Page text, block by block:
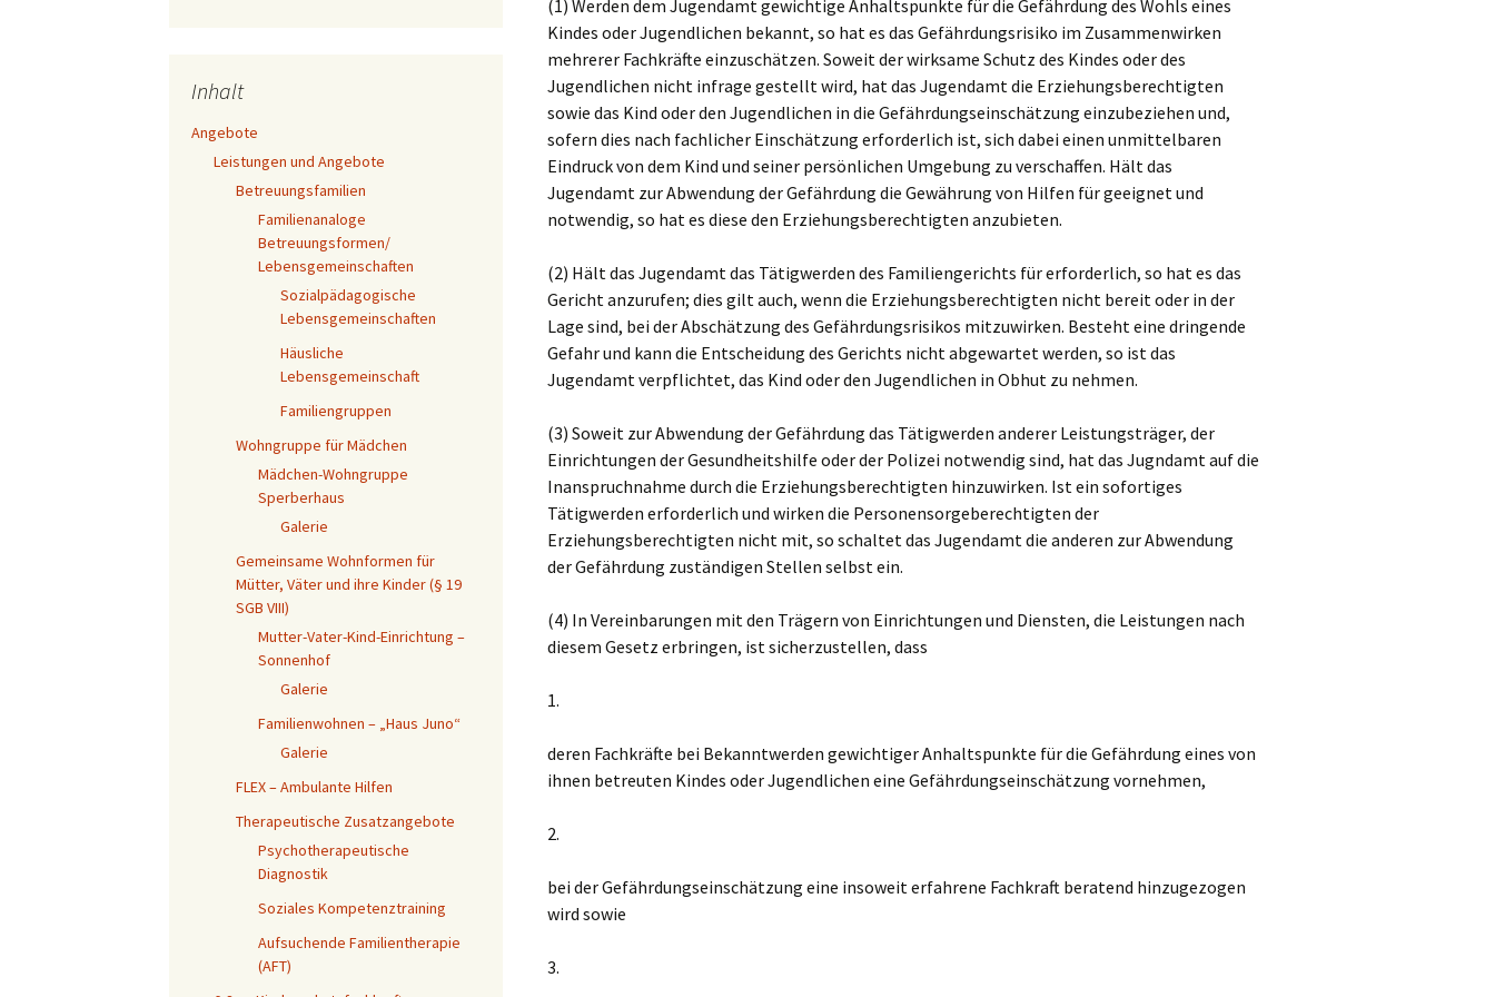
Väter und ihre Kinder (§ – Sonnenhof Galerie
„Haus Juno“ –
Familienwohnen
FLEX – Ambulante Hilfen
Familientherapie (AFT)
Kinderschutzfachkräfte FLEX – Betreutes
Wohnen
FLEX – Ambulante Hilfen
Therapeutische
Zusatzangebote
(1) Werden dem Jugendamt gewichtige Anhaltspunkte für die Gefährdung des Wohls eines
Kindes oder Jugendlichen bekannt, so hat es das Gefährdungsrisiko im Zusammenwirken
mehrerer Fachkräfte einzuschätzen. Soweit der wirksame Schutz des Kindes oder des
Jugendlichen nicht infrage gestellt wird, hat das Jugendamt die Erziehungsberechtigten
sowie das Kind oder den Jugendlichen in die Gefährdungseinschätzung einzubeziehen und,
sofern dies nach fachlicher Einschätzung erforderlich ist, sich dabei einen unmittelbaren
Eindruck von dem Kind und seiner persönlichen Umgebung zu verschaffen. Hält das
Jugendamt zur Abwendung der Gefährdung die Gewährung von Hilfen für geeignet und
notwendig, so hat es diese den Erziehungsberechtigten anzubieten.
(2) Hält das Jugendamt das Tätigwerden des Familiengerichts für erforderlich, so hat es das
Gericht anzurufen; dies gilt auch, wenn die Erziehungsberechtigten nicht bereit oder in der
Lage sind, bei der Abschätzung des Gefährdungsrisikos mitzuwirken. Besteht eine dringende
Gefahr und kann die Entscheidung des Gerichts nicht abgewartet werden, so ist das
Jugendamt verpflichtet, das Kind oder den Jugendlichen in Obhut zu nehmen.
(3) Soweit zur Abwendung der Gefährdung das Tätigwerden anderer Leistungsträger, der
Einrichtungen der Gesundheitshilfe oder der Polizei notwendig sind, hat das Jugndamt auf die
Inanspruchnahme durch die Erziehungsberechtigten hinzuwirken. Ist ein sofortiges
Tätigwerden erforderlich und wirken die Personensorgeberechtigten der
Erziehungsberechtigten nicht mit, so schaltet das Jugendamt die anderen zur Abwendung
der Gefährdung zuständigen Stellen selbst ein.
(4) In Vereinbarungen mit den Trägern von Einrichtungen und Diensten, die Leistungen nach
diesem Gesetz erbringen, ist sicherzustellen, dass
1.
deren Fachkräfte bei Bekanntwerden gewichtiger Anhaltspunkte für die Gefährdung eines von
ihnen betreuten Kindes oder Jugendlichen eine Gefährdungseinschätzung vornehmen,
2.
bei der Gefährdungseinschätzung eine insoweit erfahrene Fachkraft beratend hinzugezogen
wird sowie
3.
Inhalt
Angebote
Leistungen und Angebote
Betreuungsfamilien
Familienanaloge
Betreuungsformen/
Lebensgemeinschaften
Sozialpädagogische
Lebensgemeinschaften
Häusliche
Lebensgemeinschaft
Familiengruppen
Wohngruppe für Mädchen
Mädchen-Wohngruppe
Sperberhaus
Galerie
Gemeinsame Wohnformen für
Mütter, Väter und ihre Kinder (§ 19
SGB VIII)
Mutter-Vater-Kind-Einrichtung –
Sonnenhof
Galerie
Familienwohnen – „Haus Juno“
Galerie
FLEX – Ambulante Hilfen
Therapeutische Zusatzangebote
Psychotherapeutische
Diagnostik
Soziales Kompetenztraining
Aufsuchende Familientherapie
(AFT)